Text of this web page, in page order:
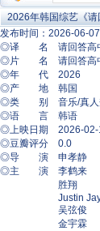
2026年韩国综艺《
发布时间：2026-06-
◎译 名 请回答高
◎片 名 请回答高
◎年 代 2026
◎产 地 韩国
◎类 别 音乐/真人
◎语 言 韩语
◎上映日期 2026-02-
◎豆瓣评分 0.0
◎导 演 申孝静
◎主 演 李鹤来
胜翔
Justin
吴弦俊
金宇霖